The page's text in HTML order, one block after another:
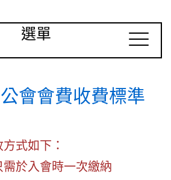
選單
會會費收費標準
式如下：
於入會時一次繳納